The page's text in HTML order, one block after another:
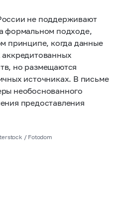
не поддерживают
формальном подходе,
принципе, когда данные
но размещаются
источниках. В письме
необоснованного
предоставления
/ Fotodom